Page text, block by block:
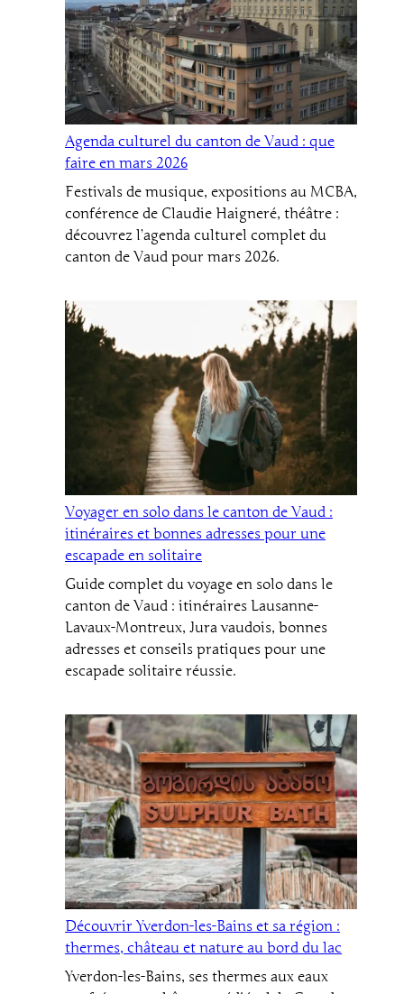
Agenda culturel du canton de Vaud : que
faire en mars 2026
Festivals de musique, expositions au MCBA,
conférence de Claudie Haigneré, théâtre :
découvrez l’agenda culturel complet du
canton de Vaud pour mars 2026.
Voyager en solo dans le canton de Vaud :
itinéraires et bonnes adresses pour une
escapade en solitaire
Guide complet du voyage en solo dans le
canton de Vaud : itinéraires Lausanne-
Lavaux-Montreux, Jura vaudois, bonnes
adresses et conseils pratiques pour une
escapade solitaire réussie.
Découvrir Yverdon-les-Bains et sa région :
thermes, château et nature au bord du lac
Yverdon-les-Bains, ses thermes aux eaux